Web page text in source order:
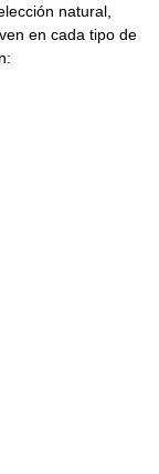
natural,
en cada tipo de